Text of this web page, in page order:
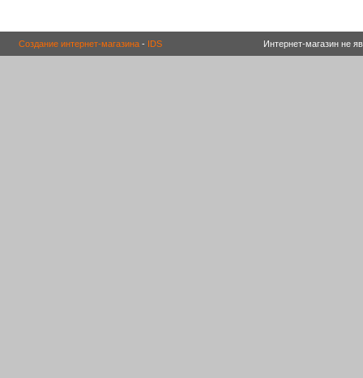
Создание интернет-магазина - IDS Интернет-магазин не